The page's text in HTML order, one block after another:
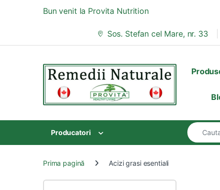
Bun venit la Provita Nutrition
Sos. Stefan cel Mare, nr. 33
Producatori
Search for:
Prima pagină Acizi grasi esentiali